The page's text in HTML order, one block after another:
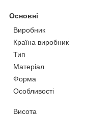
Основні
Виробник
Країна виробник
Тип
Матеріал
Форма
Особливості
Висота